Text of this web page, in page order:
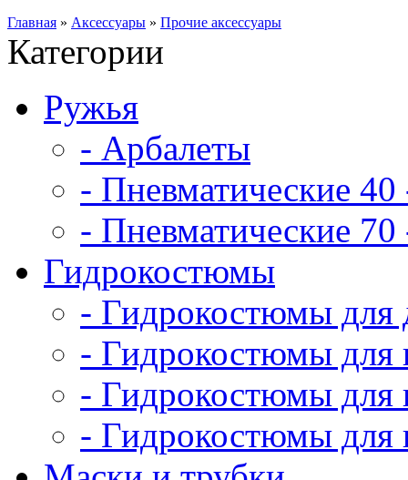
Главная » Аксессуары » Прочие аксессуары
Категории
Ружья
- Арбалеты
- Пневматические
- Пневматические
Гидрокостюмы
- Гидрокостюмы для
- Гидрокостюмы для
- Гидрокостюмы для
- Гидрокостюмы